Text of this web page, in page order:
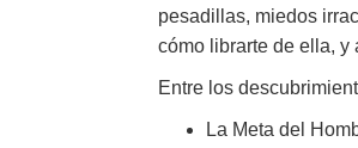
pesadillas, miedos
cómo librarte de ella, y
Entre los
La Meta del